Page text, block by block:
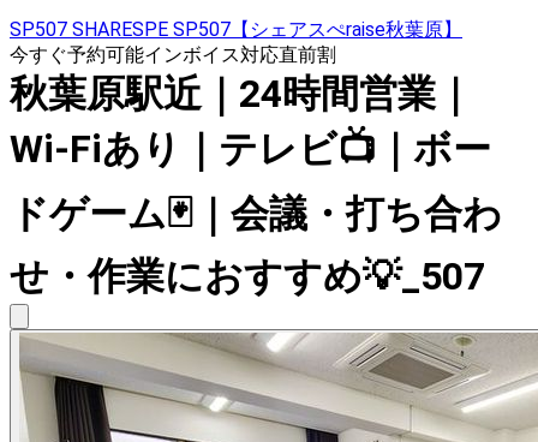
SP507 SHARESPE SP507【シェアスぺraise秋葉原】
今すぐ予約可能インボイス対応直前割
秋葉原駅近｜24時間営業｜
Wi-Fiあり｜テレビ📺｜ボー
ドゲーム🃏｜会議・打ち合わ
せ・作業におすすめ💡_507